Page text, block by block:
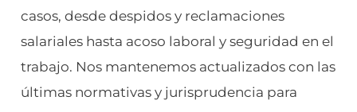
casos, desde despidos y reclamaciones
salariales hasta acoso laboral y seguridad en el
trabajo. Nos mantenemos actualizados con las
últimas normativas y jurisprudencia para